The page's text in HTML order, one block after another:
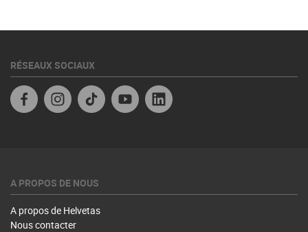
RÉSEAUX SOCIAUX
FacebookInstagramTikTok YouTube
A PROPOS DE NOUS
A propos de Helvetas
Nous contacter